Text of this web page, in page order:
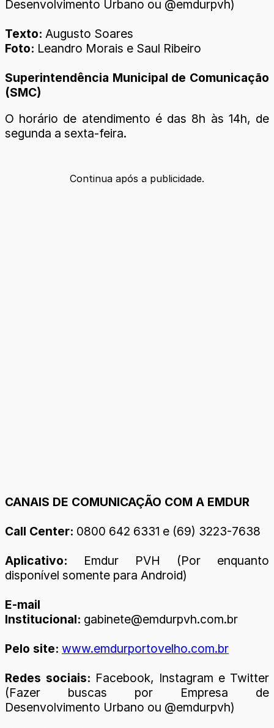
Desenvolvimento Urbano ou @emdurpvh)
Texto: Augusto Soares
Foto: Leandro Morais e Saul Ribeiro
Superintendência Municipal de Comunicação
(SMC)
O horário de atendimento é das 8h às 14h, de
segunda a sexta-feira.
Continua após a publicidade.
CANAIS DE COMUNICAÇÃO COM A EMDUR
Call Center: 0800 642 6331 e (69) 3223-7638
Aplicativo: Emdur PVH (Por enquanto
disponível somente para Android)
E-mail
Institucional: gabinete@emdurpvh.com.br
Pelo site: www.emdurportovelho.com.br
Redes sociais: Facebook, Instagram e Twitter
(Fazer buscas por Empresa de
Desenvolvimento Urbano ou @emdurpvh)